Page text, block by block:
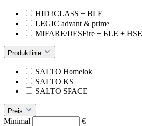
HID iCLASS + BLE
LEGIC advant & prime
MIFARE/DESFire + BLE + HSE
Produktlinie
SALTO Homelok
SALTO KS
SALTO SPACE
Preis
Minimal
€